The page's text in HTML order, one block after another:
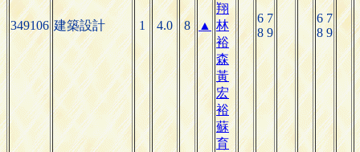
349106 建築設計 1 4.0 8 ▲
翔
林
裕
森
黃
宏
裕
蘇
育
6 7
8 9
6 7
8 9